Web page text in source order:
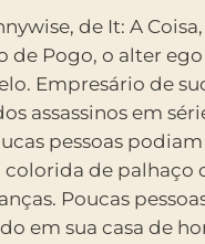
de It: A
de Pogo, o alter ego
Empresário de
assassinos em
pessoas
de palhaço
Poucas
em sua casa de